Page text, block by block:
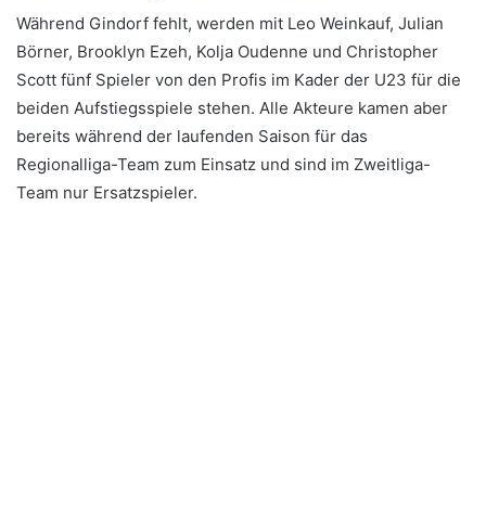
Während Gindorf fehlt, werden mit Leo Weinkauf, Julian
Börner, Brooklyn Ezeh, Kolja Oudenne und Christopher
Scott fünf Spieler von den Profis im Kader der U23 für die
beiden Aufstiegsspiele stehen. Alle Akteure kamen aber
bereits während der laufenden Saison für das
Regionalliga-Team zum Einsatz und sind im Zweitliga-
Team nur Ersatzspieler.